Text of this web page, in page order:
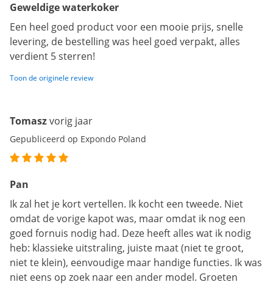
Geweldige waterkoker
Een heel goed product voor een mooie prijs, snelle
levering, de bestelling was heel goed verpakt, alles
verdient 5 sterren!
Toon de originele review
Tomaszvorig jaar
Gepubliceerd op Expondo Poland
Pan
Ik zal het je kort vertellen. Ik kocht een tweede. Niet
omdat de vorige kapot was, maar omdat ik nog een
goed fornuis nodig had. Deze heeft alles wat ik nodig
heb: klassieke uitstraling, juiste maat (niet te groot,
niet te klein), eenvoudige maar handige functies. Ik was
niet eens op zoek naar een ander model. Groeten